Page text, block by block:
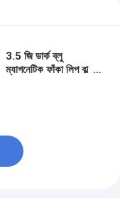
3.5 জি ডার্ক ব্লু
ম্যাগনেটিক ফাঁকা লিপ বাল্ম